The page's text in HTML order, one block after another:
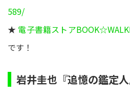
589/
★ 電子書籍ストア
です！
岩井圭也『追憶の鑑定